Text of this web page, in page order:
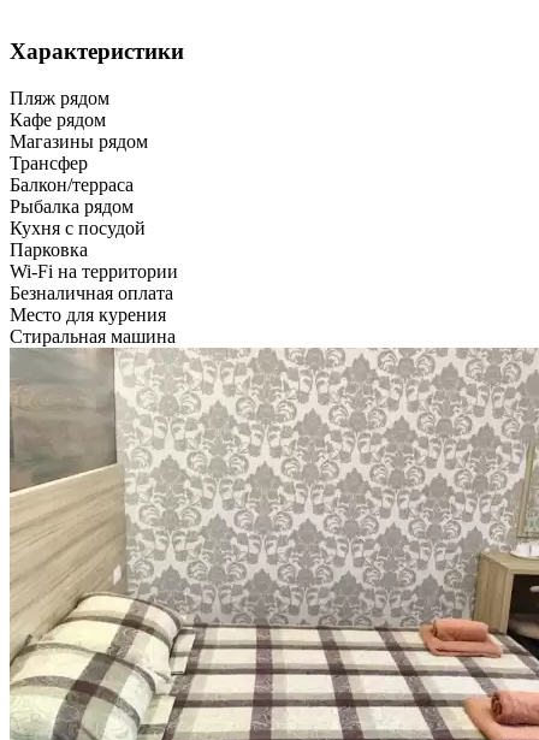
Характеристики
Пляж рядом
Кафе рядом
Магазины рядом
Трансфер
Балкон/терраса
Рыбалка рядом
Кухня с посудой
Парковка
Wi-Fi на территории
Безналичная оплата
Место для курения
Стиральная машина